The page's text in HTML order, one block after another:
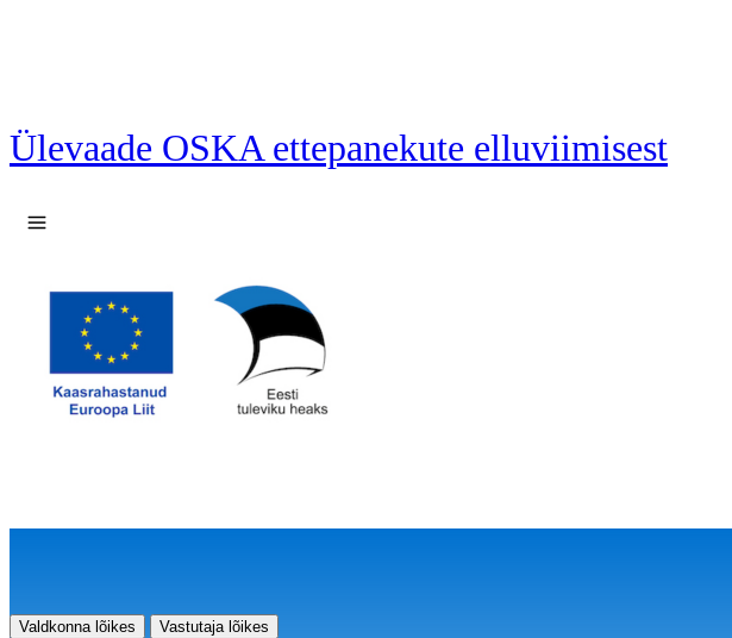
Ülevaade OSKA ettepanekute elluviimisest
Ava menüü
Valdkonna lõikes Vastutaja lõikes